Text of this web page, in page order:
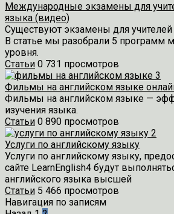
Международные экзамены для
языка (видео)
Существуют экзамены для учителей
В статье мы разобрали 5 программ
уровня.
Статьи 0 731 просмотров
Фильмы на английском языке
Фильмы на английском языке —
изучения языка.
Статьи 0 890 просмотров
Услуги по английскому языку
Услуги по английскому языку,
сайте LearnEnglish4 будут
английского языка высшей
Статьи 5 466 просмотров
Навигация по записям